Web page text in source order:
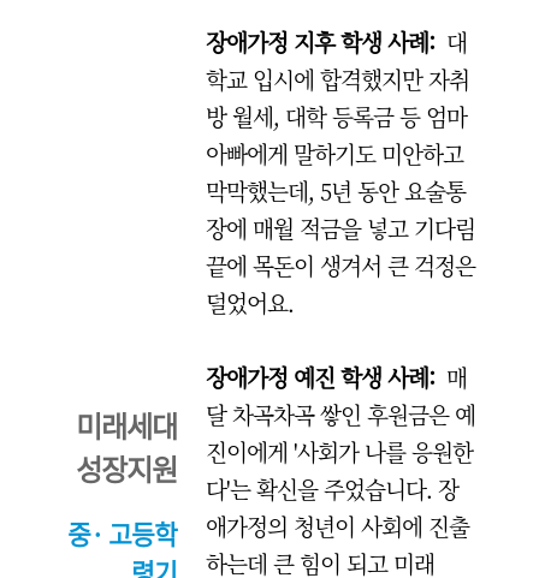
미래세대
성장지원
중· 고등학
장애가정 지후 학생 사례: 대
학교 입시에 합격했지만 자취
방 월세, 대학 등록금 등 엄마
아빠에게 말하기도 미안하고
막막했는데, 5년 동안 요술통
장에 매월 적금을 넣고 기다림
끝에 목돈이 생겨서 큰 걱정은
덜었어요.
장애가정 예진 학생 사례: 매
달 차곡차곡 쌓인 후원금은 예
진이에게 '사회가 나를 응원한
다'는 확신을 주었습니다. 장
애가정의 청년이 사회에 진출
하는데 큰 힘이 되고 미래